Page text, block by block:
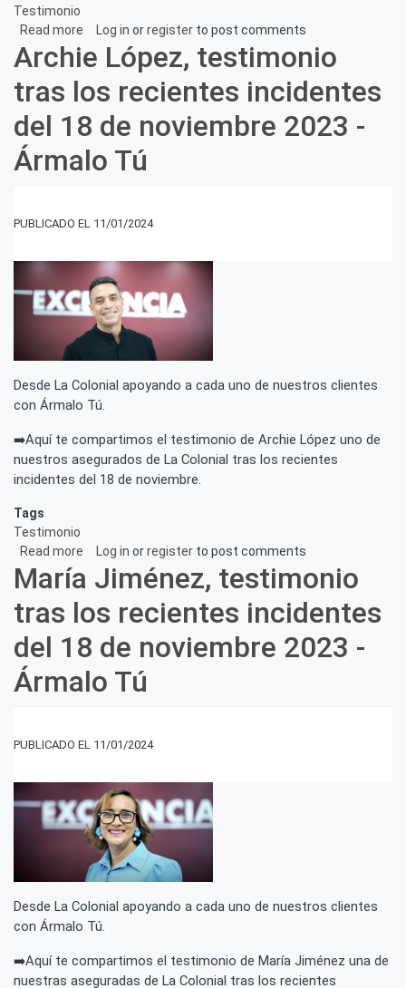
Testimonio
Read more about
Jiménez
De
la
Cruz,
testimonio
los
del
de
noviembre
2023
-
Ármalo
Log in orregister to post comments
Archie López, testimonio
tras los recientes incidentes
del 18 de noviembre 2023 -
Ármalo Tú
11/01/2024
Desde La Colonial apoyando a cada uno de nuestros clientes
con Ármalo Tú.
➡️Aquí te compartimos el testimonio de Archie López uno de
nuestros asegurados de La Colonial tras los recientes
incidentes del 18 de noviembre.
Tags
Testimonio
Read more about
Archie
López,
testimonio
tras
los
incidentes
de
2023
-
Ármalo
Tú
Log in orregister to post comments
María Jiménez, testimonio
tras los recientes incidentes
del 18 de noviembre 2023 -
Ármalo Tú
11/01/2024
Desde La Colonial apoyando a cada uno de nuestros clientes
con Ármalo Tú.
➡️Aquí te compartimos el testimonio de María Jiménez una de
nuestras aseguradas de La Colonial tras los recientes